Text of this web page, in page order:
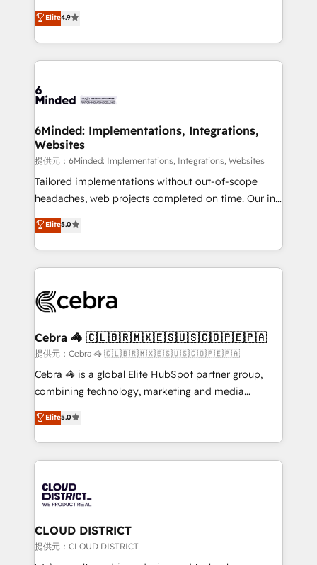
technology for integrations • Multilingual team:
English, Spanish, Portuguese & Italian 👉 Grow
smarter with AI and HubSpot.
healthcare, real estate, and other industries. With
150+ HubSpot-certified experts, we deliver scalable
solutions to complex GTM and RevOps challenges.
Our Expertise 🔹 Onboarding & Implementation:
tailored to your GTM motion. 🔹 Migrations:
from other CRMs to HubSpot without data loss or
downtime. 🔹 RevOps Strategy: Align teams,
processes, and data to drive revenue efficiency. 🔹
Integrations: Connect HubSpot with your tech stack
for better adoption. 🔹 Custom Solutions: Build
SOC 2 Type II and ISO 27001 certified, reinforcing
our commitment to data security and compliance. At
Elite4.9
6Minded: Implementations, Integrations,
Websites
提供元：6Minded: Implementations, Integrations, Websites
Tailored implementations without out-of-scope
headaches, web projects completed on time. Our in-
house team of certified CRM architects, experts,
developers, designers, and marketers handles all
aspects of your HubSpot. ✨ 400+ global clients ✨
100+ seamless migrations from 15+ different CRMs
implementations, and 5,000+ pages ✨ CS: Clients
CS: 245% organic growth & +751% new visitors for a
full-funnel HubSpot project ✨ CS: 415% conversion
boost with a new HubSpot site Recognized leaders:
🏆 HubSpot Platform Migration Impact Award 🏆
Inbound Campaign of the Year 🏆 Gold AVA Digital
Award for Best Website 🌟 Accreditations: CRM
Elite5.0
Cebra 🦓 🇨🇱🇧🇷🇲🇽🇪🇸🇺🇸🇨🇴🇵🇪🇵🇦
提供元：Cebra 🦓 🇨🇱🇧🇷🇲🇽🇪🇸🇺🇸🇨🇴🇵🇪🇵🇦
Cebra 🦓 is a global Elite HubSpot partner group,
combining technology, marketing and media
expertise across Latin America and Southern
Europe, with teams across 7 countries. Born in Chile,
we combine local insight with international reach to
help businesses grow through technology, creativity,
500+ HubSpot implementations, building end-to-
end solutions that integrate CRM, AI automation,
inbound and loop marketing, content, and digital
creativity. Our multicultural team works in Spanish,
Portuguese, and English to design scalable strategies
Elite5.0
CLOUD DISTRICT
提供元：CLOUD DISTRICT